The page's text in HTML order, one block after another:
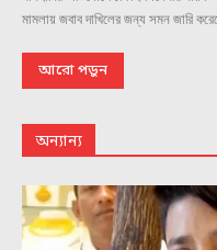
মামলায় জবাব দাখিলের জন্য সমন জারি
আরো পড়ুন
অন্যান্য